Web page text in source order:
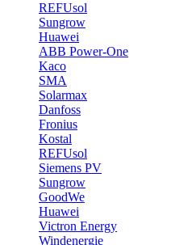
REFUsol
Sungrow
Huawei
ABB Power-One
Kaco
SMA
Solarmax
Danfoss
Fronius
Kostal
REFUsol
Siemens PV
Sungrow
GoodWe
Huawei
Victron Energy
Windenergie